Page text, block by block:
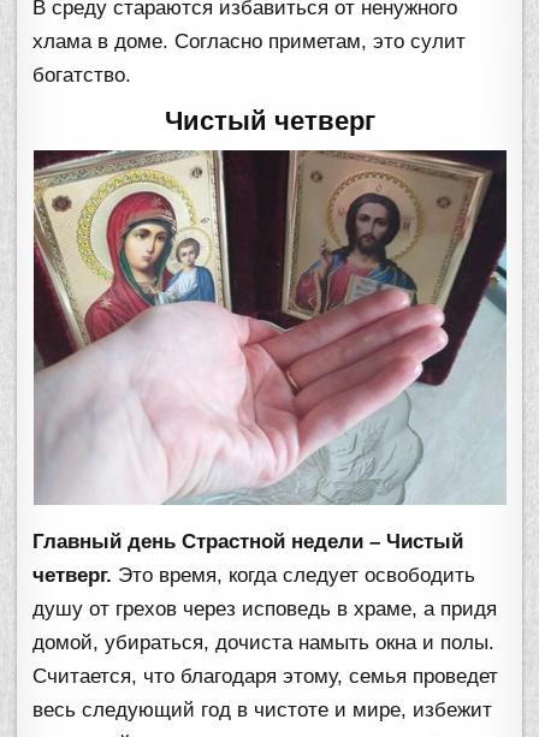
В среду стараются избавиться от ненужного
хлама в доме. Согласно приметам, это сулит
богатство.
Чистый четверг
Главный день Страстной недели – Чистый
четверг. Это время, когда следует освободить
душу от грехов через исповедь в храме, а придя
домой, убираться, дочиста намыть окна и полы.
Считается, что благодаря этому, семья проведет
весь следующий год в чистоте и мире, избежит